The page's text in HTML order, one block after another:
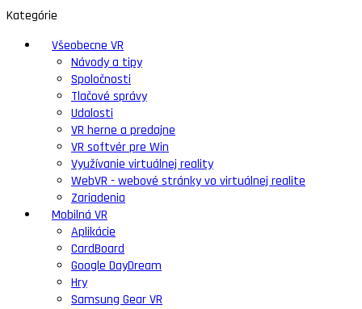
Kategórie
Všeobecne VR
Návody a tipy
Spoločnosti
Tlačové správy
Udalosti
VR herne a predajne
VR softvér pre Win
Využívanie virtuálnej reality
WebVR - webové stránky vo virtuálnej realite
Zariadenia
Mobilná VR
Aplikácie
CardBoard
Google DayDream
Hry
Samsung Gear VR